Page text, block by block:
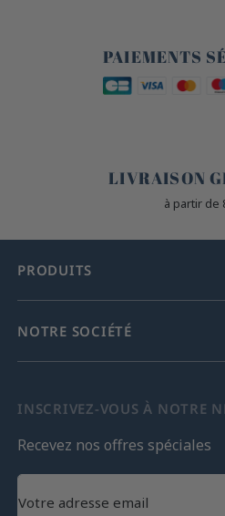
PAIEMENTS
LIVRAISON
à partir de
PRODUITS
NOTRE SOCIÉTÉ
INSCRIVEZ-VOUS À NOTRE
Recevez nos offres spéciales